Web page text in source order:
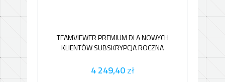
TEAMVIEWER PREMIUM DLA NOWYCH
KLIENTÓW SUBSKRYPCJA ROCZNA
4 249,40zł